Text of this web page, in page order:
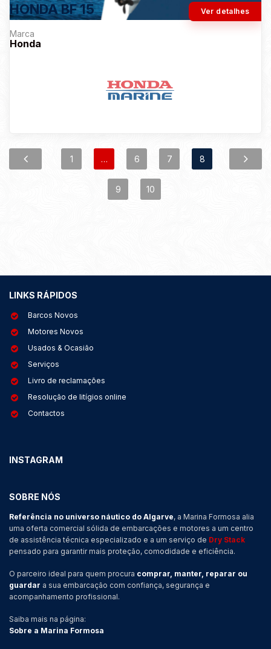
Ver detalhes
HONDA BF 15
Marca
Honda
1 … 6 7 8
9 10
LINKS RÁPIDOS
Barcos Novos
Motores Novos
Usados & Ocasião
Serviços
Livro de reclamações
Resolução de litígios online
Contactos
INSTAGRAM
SOBRE NÓS
Referência no universo náutico do Algarve, a Marina Formosa alia
uma oferta comercial sólida de embarcações e motores a um centro
de assistência técnica especializado e a um serviço de Dry Stack
pensado para garantir mais proteção, comodidade e eficiência.
O parceiro ideal para quem procura comprar, manter, reparar ou
guardar a sua embarcação com confiança, segurança e
acompanhamento profissional.
Saiba mais na página:
Sobre a Marina Formosa